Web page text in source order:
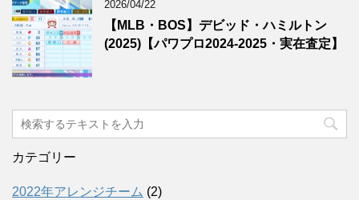
2026/04/22
【MLB・BOS】デビッド・ハミルトン
(2025)【パワプロ2024-2025・実在査定】
カテゴリー
2022年アレンジチーム (2)